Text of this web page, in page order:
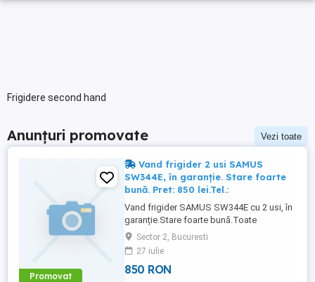
Frigidere second hand
Anunțuri promovate Vezi toate
Promovat
Vand frigider 2 usi SAMUS
SW344E, în garanție. Stare foarte
bună. Pret: 850 lei.Tel.:
Vand frigider SAMUS SW344E cu 2 usi, în
garanție.Stare foarte bună.Toate
actele.Utilizat aprox. 1 an si 8 luni. Pret:850
lei.Tel.:
Sector 2, Bucuresti
27 iulie
850 RON